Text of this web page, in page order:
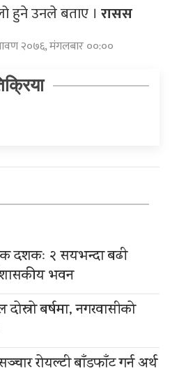
हुने उनले बताए । रासस
२०७६, मंगलबार ००:००
दशकः २ सयभन्दा बढी
भवन
बर्षमा, नगरवासीको
रोयल्टी बाँडफाँट गर्न अर्थ